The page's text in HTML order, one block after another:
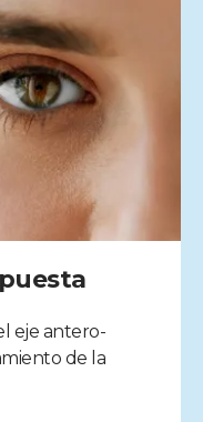
eje antero-
de la